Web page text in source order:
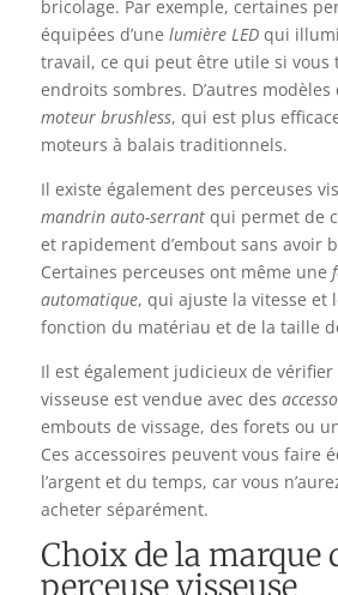
bricolage. Par exemple, certaines
équipées d’une lumière LEDqui
travail, ce qui peut être utile si vous
endroits sombres. D’autres modèles
moteur brushless, qui est plus
moteurs à balais traditionnels.
Il existe également des perceuses
mandrin auto-serrantqui permet de
et rapidement d’embout sans avoir
Certaines perceuses ont même une
automatique, qui ajuste la vitesse et
fonction du matériau et de la taille
Il est également judicieux de vérifier
visseuse est vendue avec des
embouts de vissage, des forets ou
Ces accessoires peuvent vous faire
l’argent et du temps, car vous
acheter séparément.
Choix de la marque
perceuse visseuse